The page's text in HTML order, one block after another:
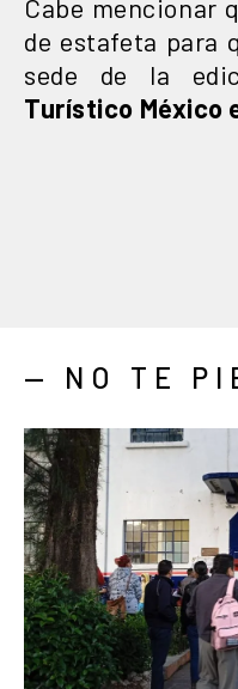
Cabe mencionar
de estafeta para
sede de la
Turístico México
— NO TE